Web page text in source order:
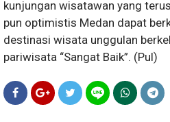
kunjungan wisatawan yang
pun optimistis Medan dapat
destinasi wisata unggulan
pariwisata “Sangat Baik”. (Pul)